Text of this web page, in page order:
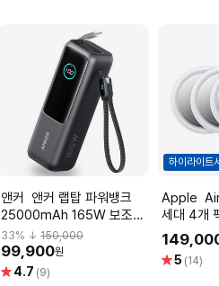
앤커 앤커 랩탑 파워뱅크
25000mAh 165W 보조배
터리 블랙 A1695
33% ↓150,000
99,900원
별 4.7 (9)
하이라이트
Apple AirTag 에어태그 1
세대 4개
별5 (14)